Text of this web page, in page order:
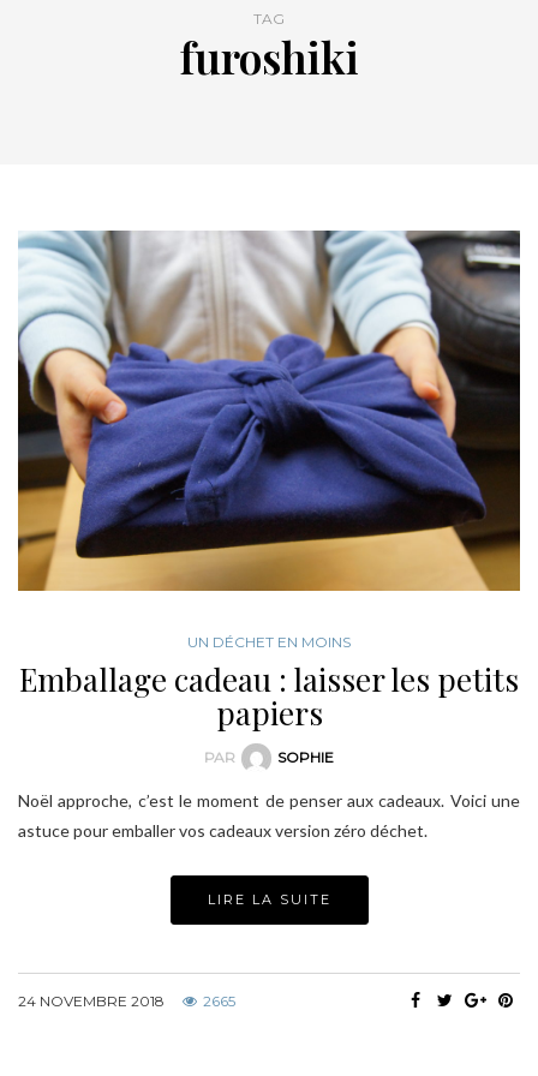
TAG
furoshiki
UN DÉCHET EN MOINS
Emballage cadeau : laisser les petits
papiers
PAR SOPHIE
Noël approche, c’est le moment de penser aux cadeaux. Voici une
astuce pour emballer vos cadeaux version zéro déchet.
LIRE LA SUITE
24 NOVEMBRE 2018 2665